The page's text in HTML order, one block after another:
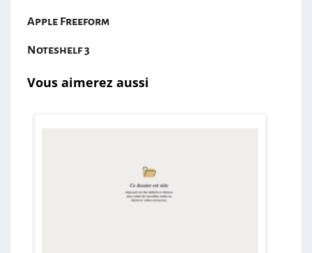
Apple Freeform
Noteshelf 3
Vous aimerez aussi